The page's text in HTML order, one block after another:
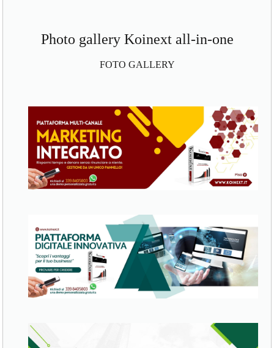
Photo gallery Koinext all-in-one
FOTO GALLERY